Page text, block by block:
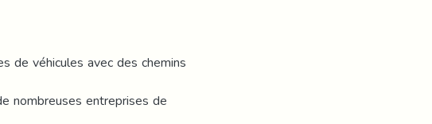
de véhicules avec des chemins
nombreuses entreprises de